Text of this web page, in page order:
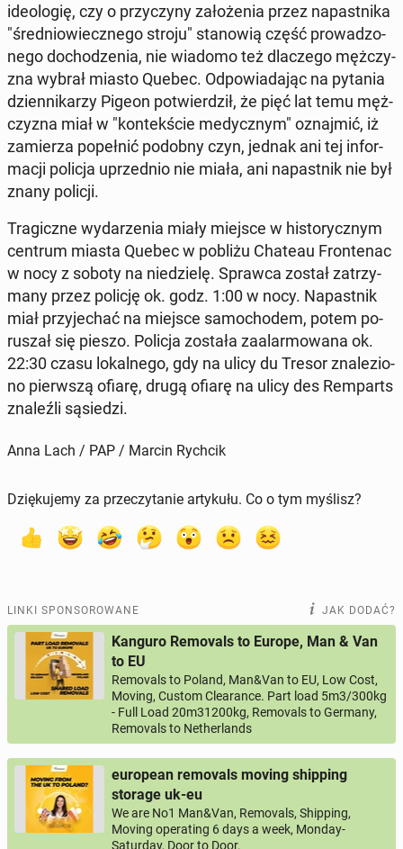
ide­olo­gię, czy o przy­czy­ny za­ło­że­nia przez na­past­ni­ka
"śre­dnio­wiecz­ne­go stroju" sta­no­wią część pro­wa­dzo­
ne­go do­cho­dze­nia, nie wiadomo też dla­cze­go męż­czy­
zna wybrał miasto Quebec. Od­po­wia­da­jąc na pytania
dzien­ni­ka­rzy Pigeon po­twier­dził, że pięć lat temu męż­
czy­zna miał w "kon­tek­ście me­dycz­nym" oznaj­mić, iż
za­mie­rza po­peł­nić podobny czyn, jednak ani tej in­for­
ma­cji policja uprzed­nio nie miała, ani na­past­nik nie był
znany policji.
Tra­gicz­ne wy­da­rze­nia miały miejsce w hi­sto­rycz­nym
centrum miasta Quebec w pobliżu Chateau Fron­te­nac
w nocy z soboty na nie­dzie­lę. Sprawca został za­trzy­
ma­ny przez policję ok. godz. 1:00 w nocy. Na­past­nik
miał przy­je­chać na miejsce sa­mo­cho­dem, potem po­
ru­szał się pieszo. Policja została za­alar­mo­wa­na ok.
22:30 czasu lo­kal­ne­go, gdy na ulicy du Tresor zna­le­zio­
no pierw­szą ofiarę, drugą ofiarę na ulicy des Rem­parts
zna­leź­li są­sie­dzi.
Anna Lach / PAP / Marcin Rychcik
Dziękujemy za przeczytanie artykułu. Co o tym myślisz?
LINKI SPONSOROWANE JAK DODAĆ?
Kanguro Removals to Europe, Man & Van
to EU
Removals to Poland, Man&Van to EU, Low Cost,
Moving, Custom Clearance. Part load 5m3/300kg
- Full Load 20m31200kg, Removals to Germany,
Removals to Netherlands
european removals moving shipping
storage uk-eu
We are No1 Man&Van, Removals, Shipping,
Moving operating 6 days a week, Monday-
Saturday, Door to Door.